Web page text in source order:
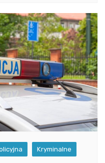
Kryminalne